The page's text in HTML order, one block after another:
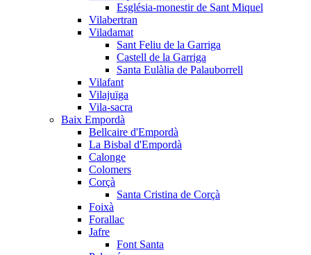
Església-monestir de Sant Miquel
Vilabertran
Viladamat
Sant Feliu de la Garriga
Castell de la Garriga
Santa Eulàlia de Palauborrell
Vilafant
Vilajuïga
Vila-sacra
Baix Empordà
Bellcaire d'Empordà
La Bisbal d'Empordà
Calonge
Colomers
Corçà
Santa Cristina de Corçà
Foixà
Forallac
Jafre
Font Santa